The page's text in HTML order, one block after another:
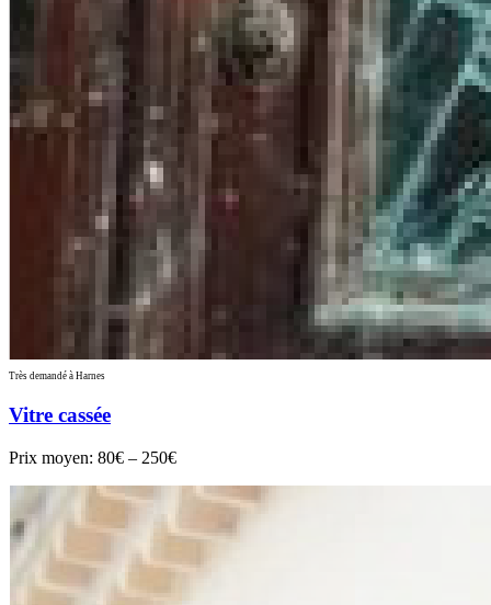
Très demandé à Harnes
Vitre cassée
Prix moyen: 80€ – 250€